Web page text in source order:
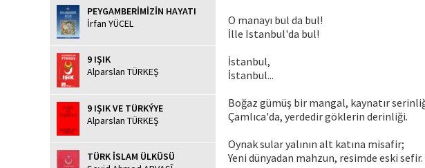
PEYGAMBERİMİZİN HAYATI
İrfan YÜCEL
9 IŞIK
Alparslan TÜRKEŞ
9 IŞIK VE TÜRKÝYE
Alparslan TÜRKEŞ
TÜRK İSLAM ÜLKÜSÜ
O manayı bul da bul!
İlle Istanbul'da bul!
İstanbul,
İstanbul...
Boğaz gümüş bir mangal, kaynatır
Çamlıca'da, yerdedir göklerin derinliği.
Oynak sular yalının alt katına misafir;
Yeni dünyadan mahzun, resimde eski sefir.